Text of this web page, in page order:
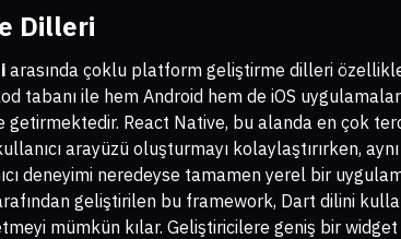
Dilleri
arasında çoklu platform geliştirme dilleri
tabanı ile hem Android hem de iOS
getirmektedir. React Native, bu alanda en çok
arayüzü oluşturmayı kolaylaştırırken,
deneyimi neredeyse tamamen yerel bir
geliştirilen bu framework, Dart dilini
mümkün kılar. Geliştiricilere geniş bir